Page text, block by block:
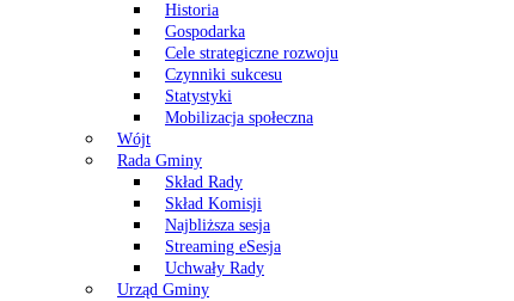
Historia
Gospodarka
Cele strategiczne rozwoju
Czynniki sukcesu
Statystyki
Mobilizacja społeczna
Wójt
Rada Gminy
Skład Rady
Skład Komisji
Najbliższa sesja
Streaming eSesja
Uchwały Rady
Urząd Gminy